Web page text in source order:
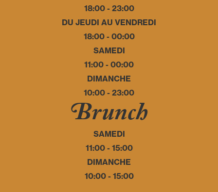
18:00 - 23:00
DU JEUDI AU VENDREDI
18:00 - 00:00
SAMEDI
11:00 - 00:00
DIMANCHE
10:00 - 23:00
Brunch
SAMEDI
11:00 - 15:00
DIMANCHE
10:00 - 15:00